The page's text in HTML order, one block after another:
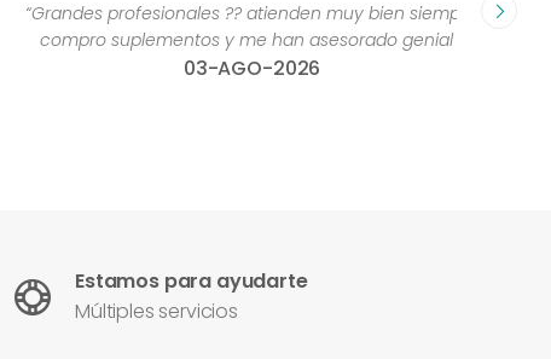
“Grandes profesionales ?? atienden muy bien siempre,
compro suplementos y me han asesorado genial ”
03-AGO-2026
Estamos para ayudarte
Múltiples servicios